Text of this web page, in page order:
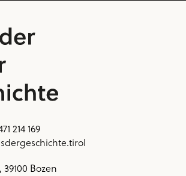
214 169
Bozen